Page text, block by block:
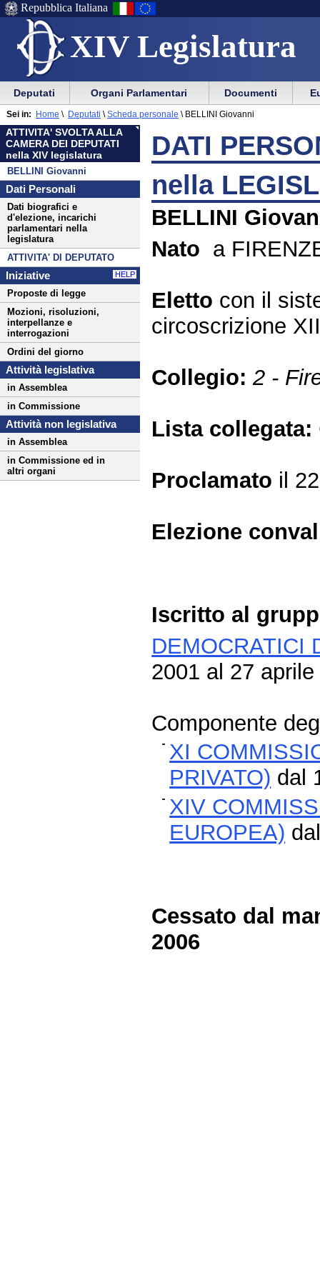
XIV Legislatura
Menu
di
ausilio
alla
navigazione
Vai
Menu
di
navigazione
principale
Repubblica Italiana
Menu
di
navigazione
principale
Vai
menu
di
sezione
Deputati Organi Parlamentari Documenti
ATTIVITA' SVOLTA ALLA
CAMERA DEI DEPUTATI
nella XIV legislatura
BELLINI Giovanni
Dati Personali
Dati biografici e
d'elezione, incarichi
parlamentari nella
legislatura
ATTIVITA' DI DEPUTATO
Iniziative HELP
Proposte di legge
Mozioni, risoluzioni,
interpellanze e
interrogazioni
Ordini del giorno
Attività legislativa
in Assemblea
in Commissione
Attività non legislativa
in Assemblea
in Commissione ed in
altri organi
Sei in: Home \ Deputati \ Scheda personale \ BELLINI Giovanni
DATI
nella
BELLINI
Nato a
Eletto con il
circoscrizione
Collegio:2 -
Lista collegata:
Proclamato il
Elezione
Iscritto al
DEMOCRATICI
2001 al 27
Componente
XI
PRIVATO) dal
XIV
EUROPEA)
Cessato dal
2006